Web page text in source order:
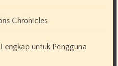
Chronicles
untuk Pengguna